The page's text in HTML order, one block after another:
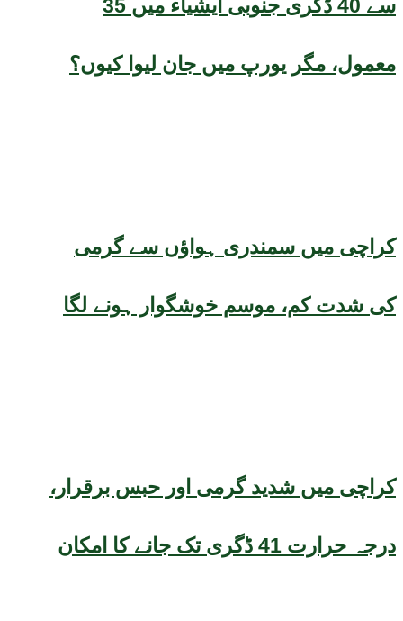
35 سے 40 ڈگری جنوبی ایشیاء میں
معمول، مگر یورپ میں جان لیوا کیوں؟
کراچی میں سمندری ہواؤں سے گرمی
کی شدت کم، موسم خوشگوار ہونے لگا
کراچی میں شدید گرمی اور حبس برقرار،
درجہ حرارت 41 ڈگری تک جانے کا امکان